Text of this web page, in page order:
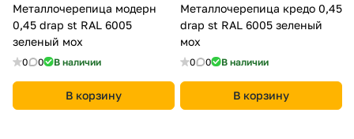
Металлочерепица модерн
0,45 drap st RAL 6005
зеленый мох
0 0 В наличии
В корзину
Металлочерепица кредо 0,45
drap st RAL 6005 зеленый
мох
0 0 В наличии
В корзину